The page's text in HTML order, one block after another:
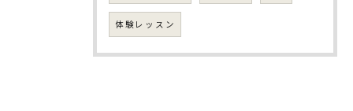
体験レッスン